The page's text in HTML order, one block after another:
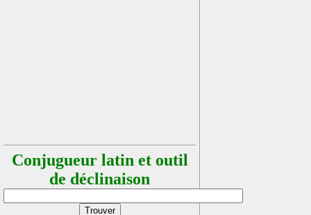
Conjugueur latin et outil
de déclinaison